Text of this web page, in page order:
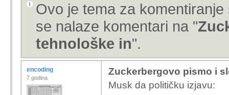
Ovo je tema za
se nalaze komentari na "
tehnološke in".
encoding
7 godina
Zuckerbergovo pismo i
Musk da političku izjavu: